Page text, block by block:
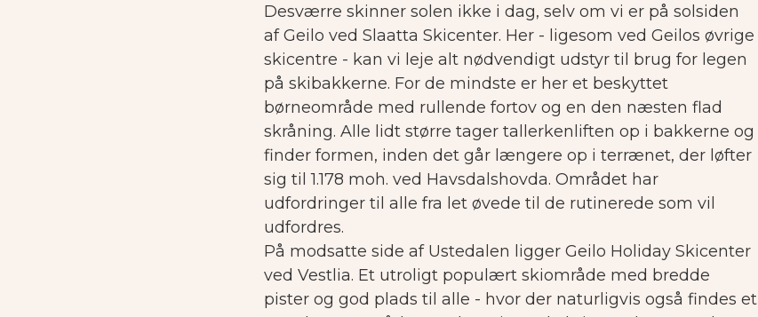
Desværre skinner solen ikke i dag, selv om vi er på solsiden
af Geilo ved Slaatta Skicenter. Her - ligesom ved Geilos øvrige
skicentre - kan vi leje alt nødvendigt udstyr til brug for legen
på skibakkerne. For de mindste er her et beskyttet
børneområde med rullende fortov og en den næsten flad
skråning. Alle lidt større tager tallerkenliften op i bakkerne og
finder formen, inden det går længere op i terrænet, der løfter
sig til 1.178 moh. ved Havsdalshovda. Området har
udfordringer til alle fra let øvede til de rutinerede som vil
udfordres.
På modsatte side af Ustedalen ligger Geilo Holiday Skicenter
ved Vestlia. Et utroligt populært skiområde med bredde
pister og god plads til alle - hvor der naturligvis også findes et